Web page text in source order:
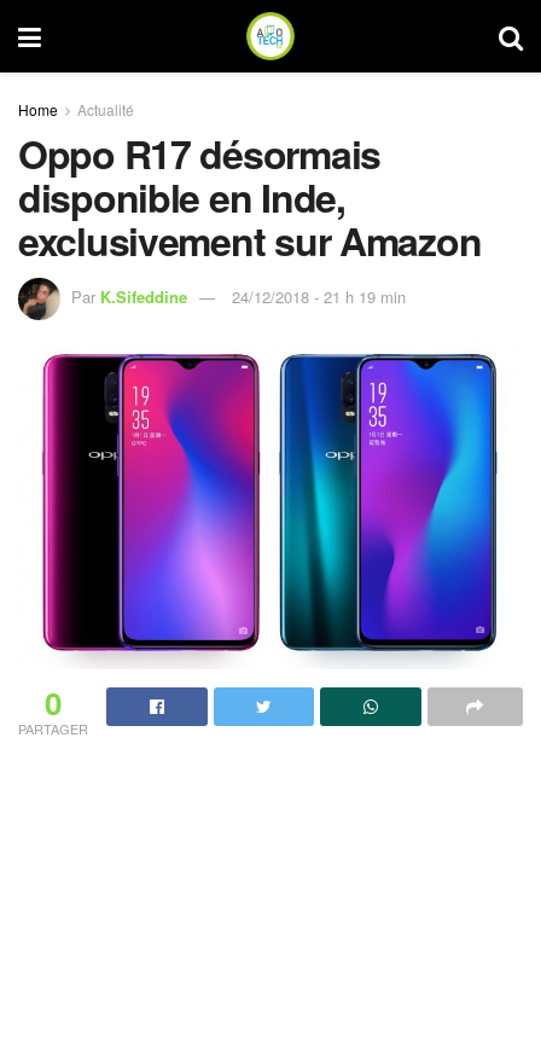
Home Actualité
Oppo R17 désormais
disponible en Inde,
exclusivement sur Amazon
Par K.Sifeddine 24/12/2018 - 21 h 19 min
0
PARTAGER